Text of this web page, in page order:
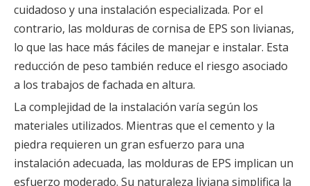
cuidadoso y una instalación especializada. Por el
contrario, las molduras de cornisa de EPS son livianas,
lo que las hace más fáciles de manejar e instalar. Esta
reducción de peso también reduce el riesgo asociado
a los trabajos de fachada en altura.
La complejidad de la instalación varía según los
materiales utilizados. Mientras que el cemento y la
piedra requieren un gran esfuerzo para una
instalación adecuada, las molduras de EPS implican un
esfuerzo moderado. Su naturaleza liviana simplifica la